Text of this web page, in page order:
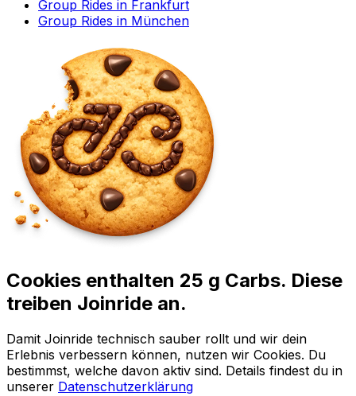
Group Rides in Frankfurt
Group Rides in München
Cookies enthalten 25 g Carbs. Diese
treiben Joinride an.
Damit Joinride technisch sauber rollt und wir dein
Erlebnis verbessern können, nutzen wir Cookies. Du
bestimmst, welche davon aktiv sind. Details findest du in
unserer Datenschutzerklärung